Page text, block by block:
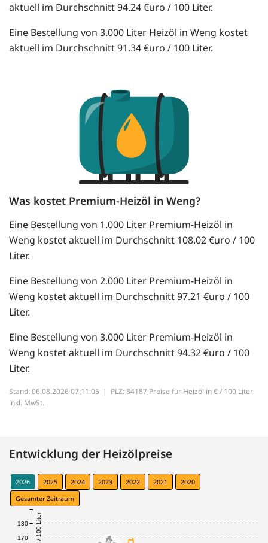
aktuell im Durchschnitt 94.24 €uro / 100 Liter.
Eine Bestellung von 3.000 Liter Heizöl in Weng kostet
aktuell im Durchschnitt 91.34 €uro / 100 Liter.
Was kostet Premium-Heizöl in Weng?
Eine Bestellung von 1.000 Liter Premium-Heizöl in
Weng kostet aktuell im Durchschnitt 108.02 €uro / 100
Liter.
Eine Bestellung von 2.000 Liter Premium-Heizöl in
Weng kostet aktuell im Durchschnitt 97.21 €uro / 100
Liter.
Eine Bestellung von 3.000 Liter Premium-Heizöl in
Weng kostet aktuell im Durchschnitt 94.32 €uro / 100
Liter.
Stand: 06.08.2026 07:11:05 | PLZ: 84187 Preise für Heizöl in € / 100 Liter
inkl. MwSt.
Entwicklung der Heizölpreise
2026 2025 2024 2023 2022 2021
2020
Gesamter Zeitraum
€ / 100 Liter
170
180